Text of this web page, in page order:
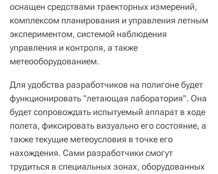
оснащен средствами траекторных измерений,
комплексом планирования и управления летным
экспериментом, системой наблюдения
управления и контроля, а также
метеооборудованием.
Для удобства разработчиков на полигоне будет
функционировать "летающая лаборатория". Она
будет сопровождать испытуемый аппарат в ходе
полета, фиксировать визуально его состояние, а
также текущие метеоусловия в точке его
нахождения. Сами разработчики смогут
трудиться в специальных зонах, оборудованных